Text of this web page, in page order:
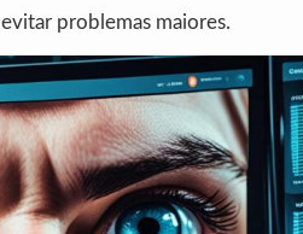
problemas maiores.